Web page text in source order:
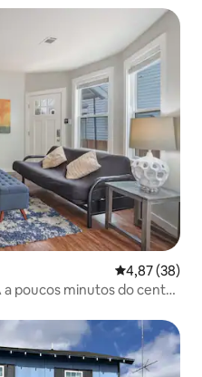
4,87 de uma
4,87 (38)
poucos minutos do centro